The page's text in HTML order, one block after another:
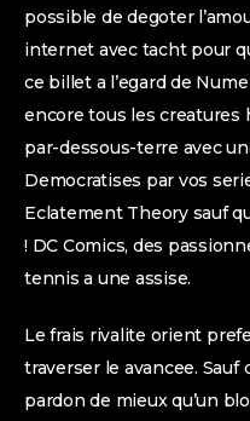
possible de degoter
internet avec tacht pour
ce billet a l’egard de
encore tous les creatures
par-dessous-terre avec
Democratises par vos
Eclatement Theory sauf
! DC Comics, des
tennis a une assise.
Le frais rivalite orient
traverser le avancee.
pardon de mieux qu’un